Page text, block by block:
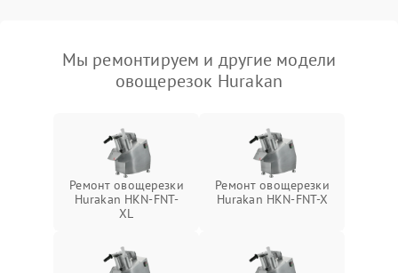
Мы ремонтируем и другие модели
овощерезок Hurakan
Ремонт овощерезки
Hurakan HKN-FNT-
XL
Ремонт овощерезки
Hurakan HKN-FNT-X